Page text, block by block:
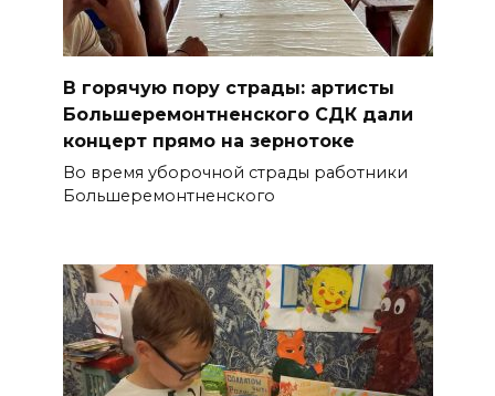
В горячую пору страды: артисты
Большеремонтненского СДК дали
концерт прямо на зернотоке
Во время уборочной страды работники
Большеремонтненского